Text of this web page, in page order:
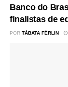
Banco do
finalistas de
POR TÁBATA FÉRLIN